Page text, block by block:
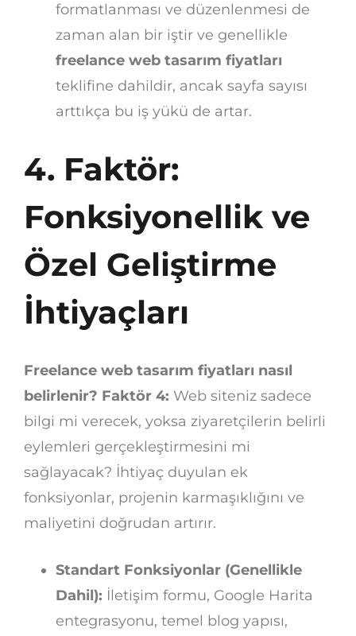
formatlanması ve düzenlenmesi de
zaman alan bir iştir ve genellikle
freelance web tasarım fiyatları
teklifine dahildir, ancak sayfa sayısı
arttıkça bu iş yükü de artar.
4. Faktör:
Fonksiyonellik ve
Özel Geliştirme
İhtiyaçları
Freelance web tasarım fiyatları nasıl
belirlenir? Faktör 4: Web siteniz sadece
bilgi mi verecek, yoksa ziyaretçilerin belirli
eylemleri gerçekleştirmesini mi
sağlayacak? İhtiyaç duyulan ek
fonksiyonlar, projenin karmaşıklığını ve
maliyetini doğrudan artırır.
Standart Fonksiyonlar (Genellikle
Dahil): İletişim formu, Google Harita
entegrasyonu, temel blog yapısı,